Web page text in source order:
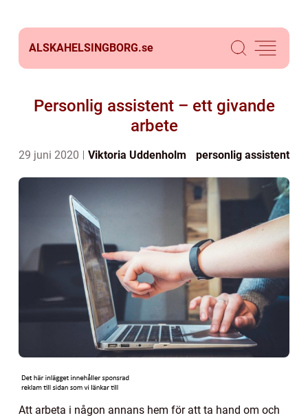
ALSKAHELSINGBORG.se
Personlig assistent – ett givande
arbete
29 juni 2020 Viktoria Uddenholm personlig assistent
Att arbeta i någon annans hem för att ta hand om och